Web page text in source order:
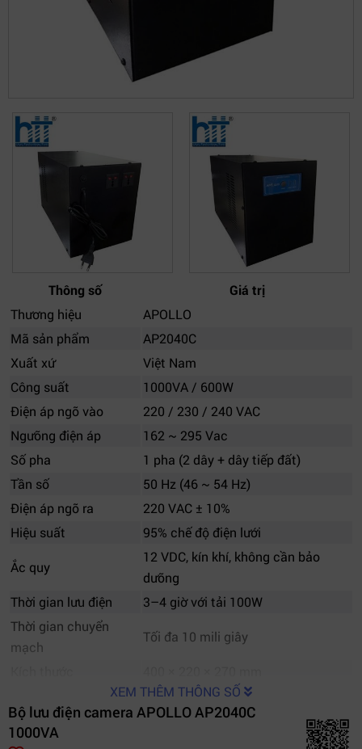
Thông số
Giá trị
Thương hiệu
APOLLO
Mã sản phẩm
AP2040C
Xuất xứ
Việt Nam
Công suất
1000VA / 600W
Điện áp ngõ vào
220 / 230 / 240 VAC
Ngưỡng điện áp
162 ~ 295 Vac
Số pha
1 pha (2 dây + dây tiếp đất)
Tần số
50 Hz (46 ~ 54 Hz)
Điện áp ngõ ra
220 VAC ± 10%
Hiệu suất
95% chế độ điện lưới
Ắc quy
12 VDC, kín khí, không cần bảo
dưỡng
Thời gian lưu điện
3–4 giờ với tải 100W
Thời gian chuyển
mạch
Tối đa 10 mili giây
21 kg
Bảo hành
12 tháng
XEM THÊM THÔNG SỐ
Bộ lưu điện camera APOLLO AP2040C
1000VA